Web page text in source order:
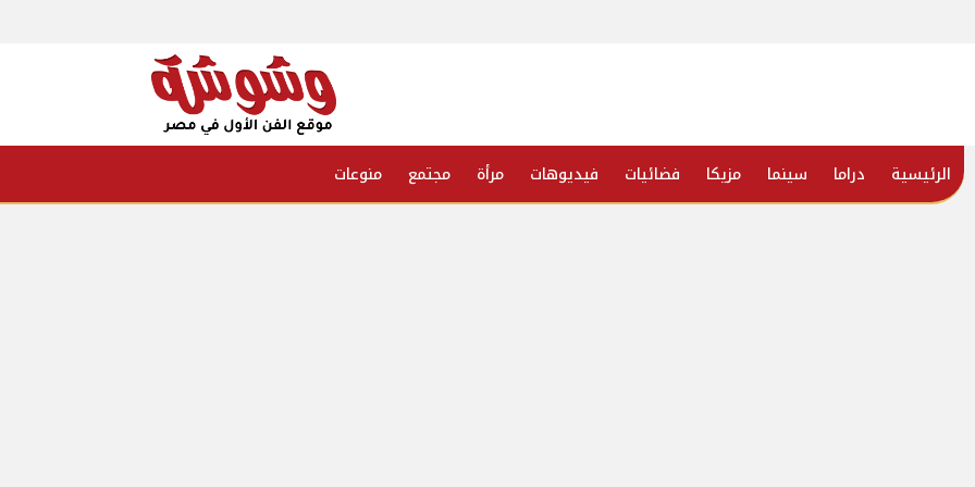
الرئيسية دراما سينما مزيكا فضائيات فيديوهات مرأة مجتمع منوعات